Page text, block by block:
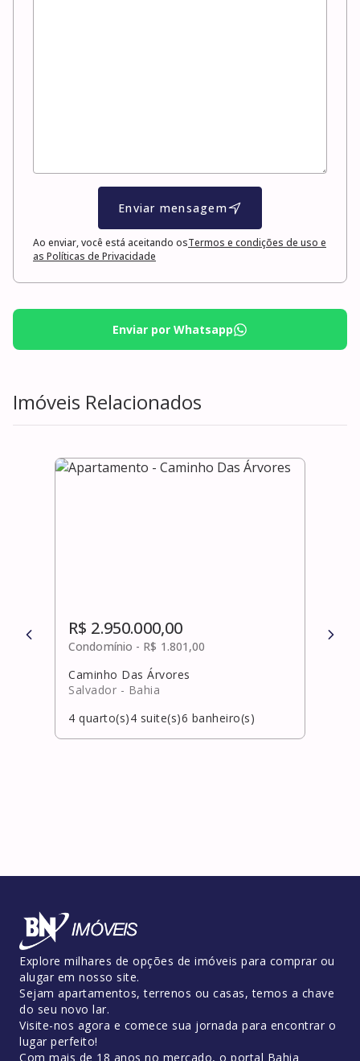
Enviar mensagem
Ao enviar, você está aceitando osTermos e condições de uso e
as Políticas de Privacidade
Enviar por Whatsapp
Imóveis Relacionados
R$ 2.950.000,00
Condomínio - R$ 1.801,00
Caminho Das Árvores
Salvador - Bahia
4 quarto(s)4 suite(s)6 banheiro(s)
R$
Explore milhares de opções de imóveis para comprar ou
alugar em nosso site.
Sejam apartamentos, terrenos ou casas, temos a chave
do seu novo lar.
Visite-nos agora e comece sua jornada para encontrar o
lugar perfeito!
Com mais de 18 anos no mercado, o portal Bahia